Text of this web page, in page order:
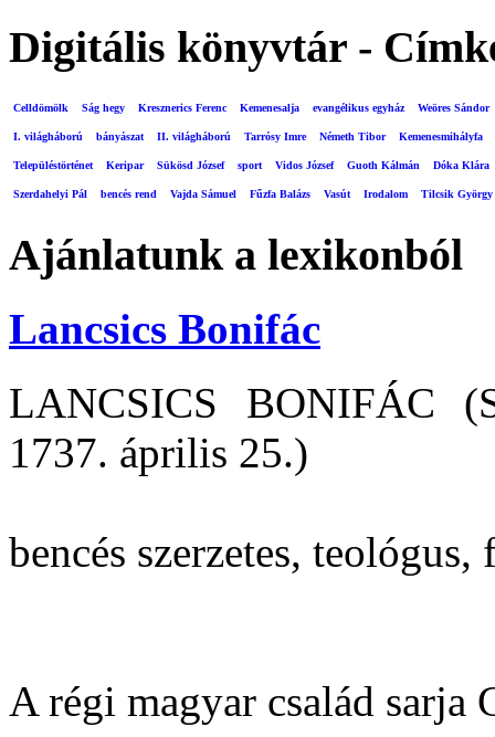
Digitális könyvtár -
Celldömölk Ság hegy Kresznerics Ferenc Kemenesalja evangélikus egyház Weöres Sándor
I. világháború bányászat II. világháború Tarrósy Imre Németh Tibor Kemenesmihályfa
Településtörténet Keripar Sükösd József sport Vidos József Guoth Kálmán Dóka Klára
Szerdahelyi Pál bencés rend Vajda Sámuel Fűzfa Balázs Vasút Irodalom Tilcsik György
Ajánlatunk a lexikonból
Lancsics Bonifác
LANCSICS BONIFÁC
1737. április 25.)
bencés szerzetes,
A régi magyar család sarja